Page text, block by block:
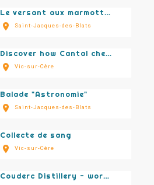
Le versant aux marmottes du Puy Griou
Saint-Jacques-des-Blats
Discover how Cantal cheese is made
Vic-sur-Cère
Balade "Astronomie"
Saint-Jacques-des-Blats
Collecte de sang
Vic-sur-Cère
Couderc Distillery - workshop tour and tasting